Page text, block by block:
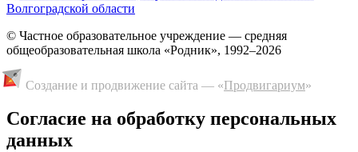
© Частное образовательное учреждение — средняя
общеобразовательная школа «Родник», 1992–2026
Создание и продвижение сайта — «Продвигариум»
Cогласие на обработку персональных
данных